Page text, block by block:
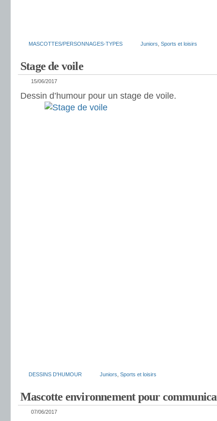
MASCOTTES/PERSONNAGES-TYPES Juniors Sports et loisirs
Stage de voile
15/06/2017
Dessin d’humour pour un stage de voile.
DESSINS D'HUMOUR Juniors Sports et loisirs
Mascotte environnement pour
07/06/2017